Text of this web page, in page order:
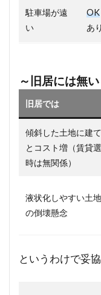
駐車場が遠
い
OK
あり
～旧居には無い
旧居では
傾斜した土地に建
とコスト増（賃貸
時は無関係）
液状化しやすい土
の倒壊懸念
というわけで妥協